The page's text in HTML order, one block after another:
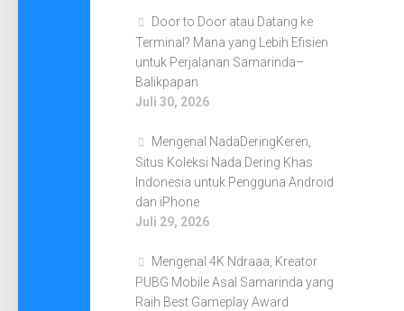
Door to Door atau Datang ke
Terminal? Mana yang Lebih Efisien
untuk Perjalanan Samarinda–
Balikpapan
Juli 30, 2026
Mengenal NadaDeringKeren,
Situs Koleksi Nada Dering Khas
Indonesia untuk Pengguna Android
dan iPhone
Juli 29, 2026
Mengenal 4K Ndraaa, Kreator
PUBG Mobile Asal Samarinda yang
Raih Best Gameplay Award